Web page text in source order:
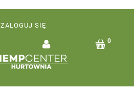
ZALOGUJ SIĘ